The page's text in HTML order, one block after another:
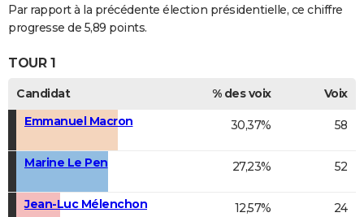
Par rapport à la précédente élection présidentielle, ce chiffre
progresse de 5,89 points.
TOUR 1
Candidat % des voix
Voix
Emmanuel Macron
30,37% 58
Marine Le Pen 27,23% 52
Jean-Luc Mélenchon 12,57% 24